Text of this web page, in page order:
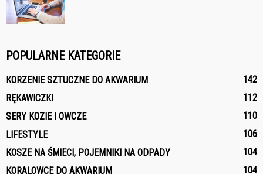
POPULARNE KATEGORIE
KORZENIE SZTUCZNE DO AKWARIUM
142
RĘKAWICZKI
112
SERY KOZIE I OWCZE
110
LIFESTYLE
106
KOSZE NA ŚMIECI, POJEMNIKI NA ODPADY
104
KORALOWCE DO AKWARIUM
104